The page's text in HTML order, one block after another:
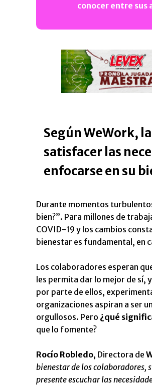
conocer entre
Según WeWork,
satisfacer las
enfocarse en su
Durante momentos
bien?”. Para millones de
COVID-19 y los cambios
bienestar es fundamental, en
Los colaboradores esperan
les permita dar lo mejor de sí,
por parte de ellos,
organizaciones aspiran a ser
orgullosos. Pero ¿qué
que lo fomente?
Rocío Robledo, Directora de
bienestar de los colaboradores,
presente escuchar las